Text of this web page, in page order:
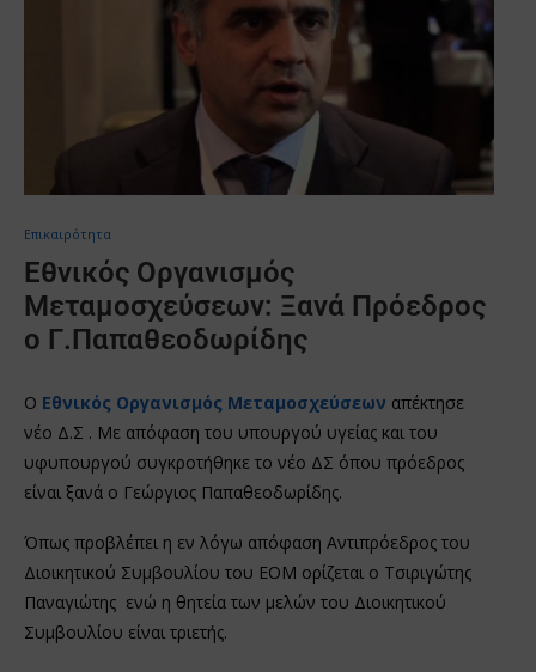
Επικαιρότητα
Εθνικός Οργανισμός
Μεταμοσχεύσεων: Ξανά Πρόεδρος
ο Γ.Παπαθεοδωρίδης
Ο Εθνικός Οργανισμός Μεταμοσχεύσεων απέκτησε
νέο Δ.Σ . Με απόφαση του υπουργού υγείας και του
υφυπουργού συγκροτήθηκε το νέο ΔΣ όπου πρόεδρος
είναι ξανά ο Γεώργιος Παπαθεοδωρίδης.
Όπως προβλέπει η εν λόγω απόφαση Αντιπρόεδρος του
Διοικητικού Συμβουλίου του ΕΟΜ ορίζεται ο Τσιριγώτης
Παναγιώτης ενώ η θητεία των μελών του Διοικητικού
Συμβουλίου είναι τριετής.